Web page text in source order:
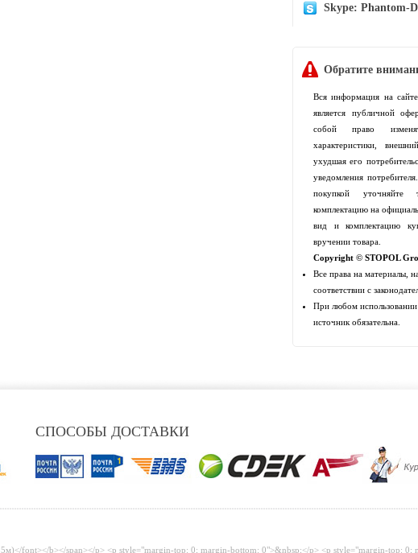
Skype: Phantom-
Обратите
Вся информация на
является публичной
собой право
характеристики,
ухудшая его
уведомления
покупкой уточняйте
комплектацию на
вид и комплектацию
вручении товара.
Copyright © STOPOL
Все права на материалы,
соответствии с
При любом использовании
источник обязательна.
СПОСОБЫ ДОСТАВКИ
5м)</font></b></span></p> <p style="margin-top: 0; margin-bottom: 0">&nbsp;</p> <p style="margin-top: 0;